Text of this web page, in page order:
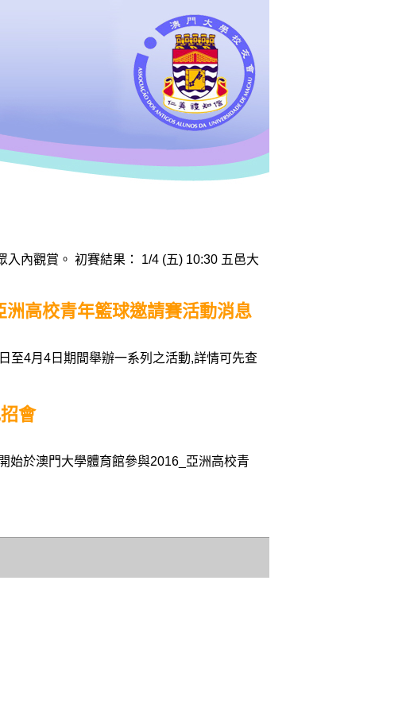
內觀賞。 初賽結果： 1/4 (五) 10:30 五邑大
高校青年籃球邀請賽活動消息
至4月4日期間舉辦一系列之活動,詳情可先查
會
始於澳門大學體育館參與2016_亞洲高校青